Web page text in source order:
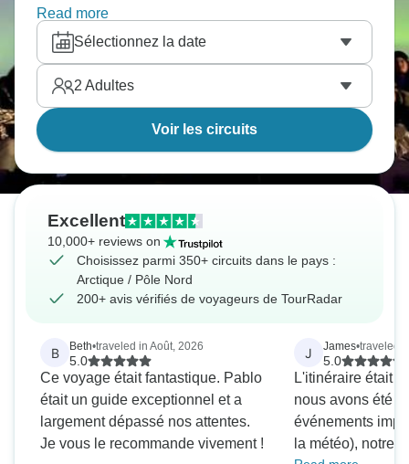
c'est-à-dire le mois qui compte le plus grand
nombre de départs.
Read more
Sélectionnez la date
2 Adultes
Voir les circuits
Excellent
10,000+ reviews on
Choisissez parmi 350+ circuits dans le pays :
Arctique / Pôle Nord
200+ avis vérifiés de voyageurs de TourRadar
B Beth•traveled in Août, 2026
5.0
Ce voyage était fantastique. Pablo
était un guide exceptionnel et a
largement dépassé nos attentes.
Je vous le recommande vivement !
J James•traveled
5.0
L'itinéraire était
nous avons été
événements
la météo), notre